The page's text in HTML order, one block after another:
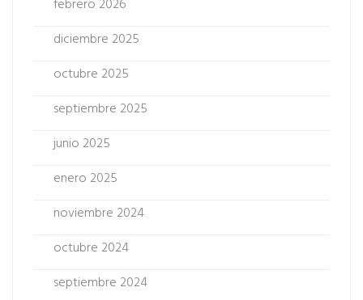
febrero 2026
diciembre 2025
octubre 2025
septiembre 2025
junio 2025
enero 2025
noviembre 2024
octubre 2024
septiembre 2024